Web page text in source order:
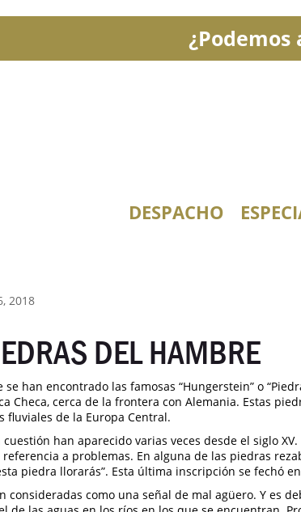
¿Podemos
DESPACHO
2018
DEL HAMBRE
se han encontrado las famosas “Hungerstein” o
Checa, cerca de la frontera con Alemania. Estas
fluviales de la Europa Central.
cuestión han aparecido varias veces desde el siglo
a problemas. En alguna de las piedras
piedra llorarás”. Esta última inscripción se fechó
consideradas como una señal de mal agüero. Y es